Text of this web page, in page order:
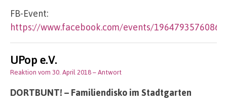
FB-Event:
https://www.facebook.com/events/
UPop e.V.
Reaktion vom 30. April 2018– Antwort
DORTBUNT! – Familiendisko im Stadtgarten